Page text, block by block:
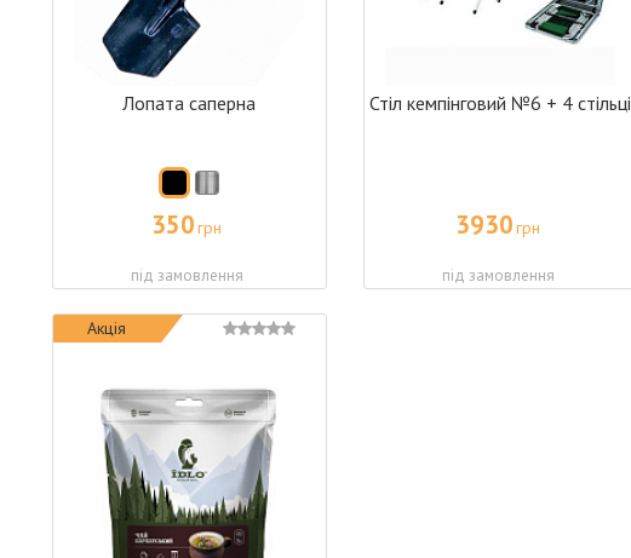
Лопата саперна
350грн
під замовлення
Стіл кемпінговий №6 + 4 стільці
3930грн
під замовлення
Акція